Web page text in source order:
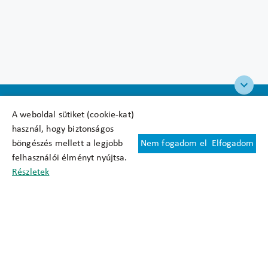
A weboldal sütiket (cookie-kat)
használ, hogy biztonságos
böngészés mellett a legjobb
felhasználói élményt nyújtsa.
Részletek
Nem fogadom el Elfogadom
Felhasználási feltételek